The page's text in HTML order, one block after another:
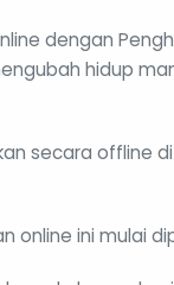
dengan
hidup
secara offline
online ini mulai